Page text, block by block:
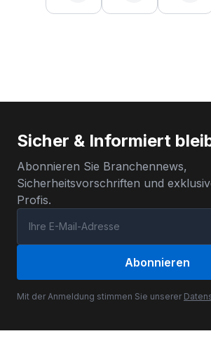
Sicher & Informiert
Abonnieren Sie Branchennews,
Sicherheitsvorschriften und
Profis.
Abonnieren
Mit der Anmeldung stimmen Sie unserer